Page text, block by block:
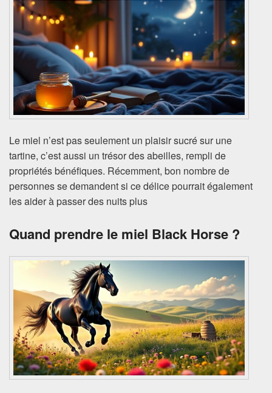
Le miel n’est pas seulement un plaisir sucré sur une
tartine, c’est aussi un trésor des abeilles, rempli de
propriétés bénéfiques. Récemment, bon nombre de
personnes se demandent si ce délice pourrait également
les aider à passer des nuits plus
Quand prendre le miel Black Horse ?